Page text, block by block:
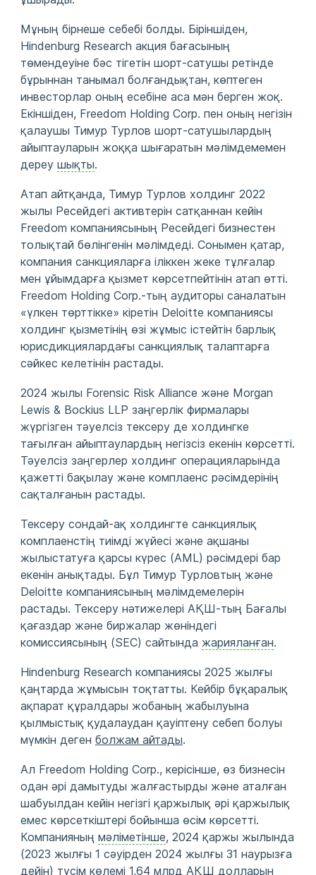
Мұның бірнеше себебі болды. Біріншіден,
Hindenburg Research акция бағасының
төмендеуіне бәс тігетін шорт-сатушы ретінде
бұрыннан танымал болғандықтан, көптеген
инвесторлар оның есебіне аса мән берген жоқ.
Екіншіден, Freedom Holding Corp. пен оның негізін
қалаушы Тимур Турлов шорт-сатушылардың
айыптауларын жоққа шығаратын мәлімдемемен
дереу шықты.
Атап айтқанда, Тимур Турлов холдинг 2022
жылы Ресейдегі активтерін сатқаннан кейін
Freedom компаниясының Ресейдегі бизнестен
толықтай бөлінгенін мәлімдеді. Сонымен қатар,
компания санкцияларға іліккен жеке тұлғалар
мен ұйымдарға қызмет көрсетпейтінін атап өтті.
Freedom Holding Corp.-тың аудиторы саналатын
«үлкен төрттікке» кіретін Deloitte компаниясы
холдинг қызметінің өзі жұмыс істейтін барлық
юрисдикциялардағы санкциялық талаптарға
сәйкес келетінін растады.
2024 жылы Forensic Risk Alliance және Morgan
Lewis & Bockius LLP заңгерлік фирмалары
жүргізген тәуелсіз тексеру де холдингке
тағылған айыптаулардың негізсіз екенін көрсетті.
Тәуелсіз заңгерлер холдинг операцияларында
қажетті бақылау және комплаенс рәсімдерінің
сақталғанын растады.
Тексеру сондай-ақ холдингте санкциялық
комплаенстің тиімді жүйесі және ақшаны
жылыстатуға қарсы күрес (AML) рәсімдері бар
екенін анықтады. Бұл Тимур Турловтың және
Deloitte компаниясының мәлімдемелерін
растады. Тексеру нәтижелері АҚШ-тың Бағалы
қағаздар және биржалар жөніндегі
комиссиясының (SEC) сайтында жарияланған.
Hindenburg Research компаниясы 2025 жылғы
қаңтарда жұмысын тоқтатты. Кейбір бұқаралық
ақпарат құралдары жобаның жабылуына
қылмыстық қудалаудан қауіптену себеп болуы
мүмкін деген болжам айтады.
Ал Freedom Holding Corp., керісінше, өз бизнесін
одан әрі дамытуды жалғастырды және аталған
шабуылдан кейін негізгі қаржылық әрі қаржылық
емес көрсеткіштері бойынша өсім көрсетті.
Компанияның мәліметінше, 2024 қаржы жылында
(2023 жылғы 1 сәуірден 2024 жылғы 31 наурызға
дейін) түсім көлемі 1,64 млрд АҚШ долларын